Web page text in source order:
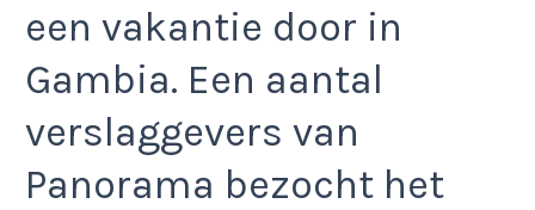
een vakantie door in
Gambia. Een aantal
verslaggevers van
Panorama bezocht het